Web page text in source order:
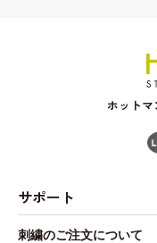
ホット
サポート
刺繍のご注文について